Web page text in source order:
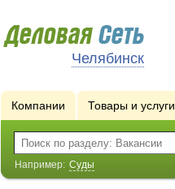
Челябинск
Компании Товары и услуги
Например: Суды